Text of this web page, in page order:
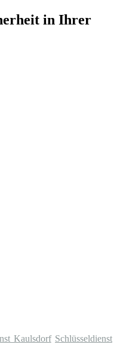
in Ihrer
Kaulsdorf Schlüsseldienst